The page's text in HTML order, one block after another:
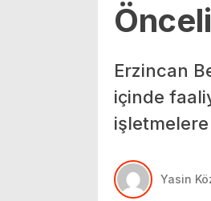
Erzincan
içinde
Yasin